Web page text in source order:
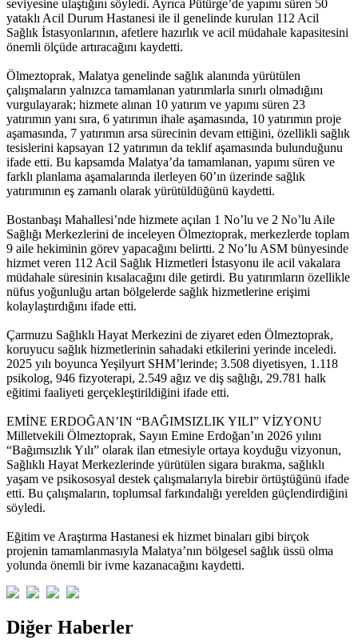
seviyesine ulaştığını söyledi. Ayrıca Pütürge’de yapımı süren 50
yataklı Acil Durum Hastanesi ile il genelinde kurulan 112 Acil
Sağlık İstasyonlarının, afetlere hazırlık ve acil müdahale kapasitesini
önemli ölçüde artıracağını kaydetti.
Ölmeztoprak, Malatya genelinde sağlık alanında yürütülen
çalışmaların yalnızca tamamlanan yatırımlarla sınırlı olmadığını
vurgulayarak; hizmete alınan 10 yatırım ve yapımı süren 23
yatırımın yanı sıra, 6 yatırımın ihale aşamasında, 10 yatırımın proje
aşamasında, 7 yatırımın arsa sürecinin devam ettiğini, özellikli sağlık
tesislerini kapsayan 12 yatırımın da teklif aşamasında bulunduğunu
ifade etti. Bu kapsamda Malatya’da tamamlanan, yapımı süren ve
farklı planlama aşamalarında ilerleyen 60’ın üzerinde sağlık
yatırımının eş zamanlı olarak yürütüldüğünü kaydetti.
Bostanbaşı Mahallesi’nde hizmete açılan 1 No’lu ve 2 No’lu Aile
Sağlığı Merkezlerini de inceleyen Ölmeztoprak, merkezlerde toplam
9 aile hekiminin görev yapacağını belirtti. 2 No’lu ASM bünyesinde
hizmet veren 112 Acil Sağlık Hizmetleri İstasyonu ile acil vakalara
müdahale süresinin kısalacağını dile getirdi. Bu yatırımların özellikle
nüfus yoğunluğu artan bölgelerde sağlık hizmetlerine erişimi
kolaylaştırdığını ifade etti.
Çarmuzu Sağlıklı Hayat Merkezini de ziyaret eden Ölmeztoprak,
koruyucu sağlık hizmetlerinin sahadaki etkilerini yerinde inceledi.
2025 yılı boyunca Yeşilyurt SHM’lerinde; 3.508 diyetisyen, 1.118
psikolog, 946 fizyoterapi, 2.549 ağız ve diş sağlığı, 29.781 halk
eğitimi faaliyeti gerçekleştirildiğini ifade etti.
EMİNE ERDOĞAN’IN “BAĞIMSIZLIK YILI” VİZYONU
Milletvekili Ölmeztoprak, Sayın Emine Erdoğan’ın 2026 yılını
“Bağımsızlık Yılı” olarak ilan etmesiyle ortaya koyduğu vizyonun,
Sağlıklı Hayat Merkezlerinde yürütülen sigara bırakma, sağlıklı
yaşam ve psikososyal destek çalışmalarıyla birebir örtüştüğünü ifade
etti. Bu çalışmaların, toplumsal farkındalığı yerelden güçlendirdiğini
söyledi.
Eğitim ve Araştırma Hastanesi ek hizmet binaları gibi birçok
projenin tamamlanmasıyla Malatya’nın bölgesel sağlık üssü olma
yolunda önemli bir ivme kazanacağını kaydetti.
Diğer Haberler